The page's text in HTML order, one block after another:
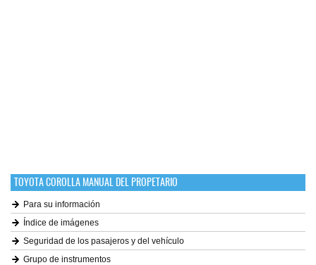
TOYOTA COROLLA MANUAL DEL PROPETARIO
Para su información
Índice de imágenes
Seguridad de los pasajeros y del vehículo
Grupo de instrumentos